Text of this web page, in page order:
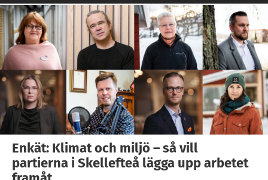
Enkät: Klimat och miljö – så vill
partierna i Skellefteå lägga upp arbetet